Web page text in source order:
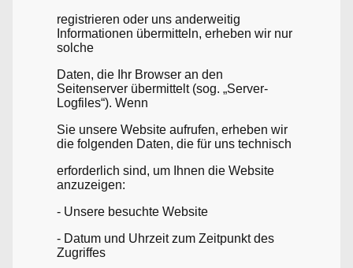
registrieren oder uns anderweitig
Informationen übermitteln, erheben wir nur
solche
Daten, die Ihr Browser an den
Seitenserver übermittelt (sog. „Server-
Logfiles“). Wenn
Sie unsere Website aufrufen, erheben wir
die folgenden Daten, die für uns technisch
erforderlich sind, um Ihnen die Website
anzuzeigen:
- Unsere besuchte Website
- Datum und Uhrzeit zum Zeitpunkt des
Zugriffes